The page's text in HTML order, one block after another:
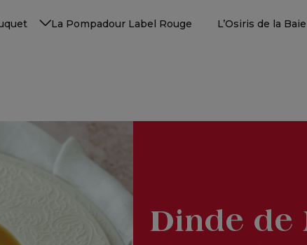
La Pompadour Label Rouge L’Osiris de la
Dinde de